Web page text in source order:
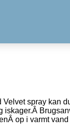
Velvet spray kan
iskager.Â
op i varmt